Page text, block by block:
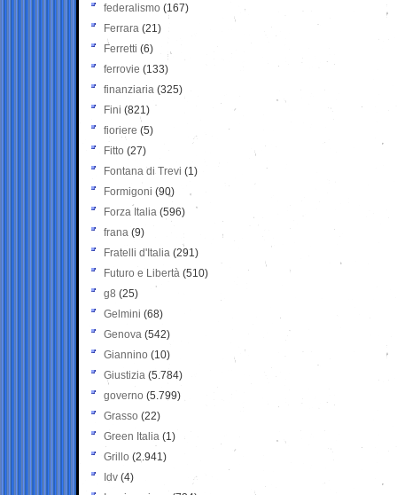
federalismo (167)
Ferrara (21)
Ferretti (6)
ferrovie (133)
finanziaria (325)
Fini (821)
fioriere (5)
Fitto (27)
Fontana di Trevi (1)
Formigoni (90)
Forza Italia (596)
frana (9)
Fratelli d'Italia (291)
Futuro e Libertà (510)
g8 (25)
Gelmini (68)
Genova (542)
Giannino (10)
Giustizia (5.784)
governo (5.799)
Grasso (22)
Green Italia (1)
Grillo (2.941)
Idv (4)